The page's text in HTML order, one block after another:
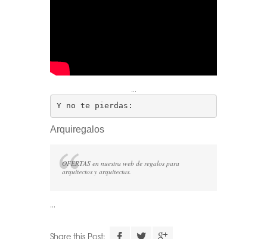
…
Y no te pierdas:
Arquiregalos
OFERTAS en nuestra web de regalos para
arquitectos y arquitectas.
…
Share this Post: